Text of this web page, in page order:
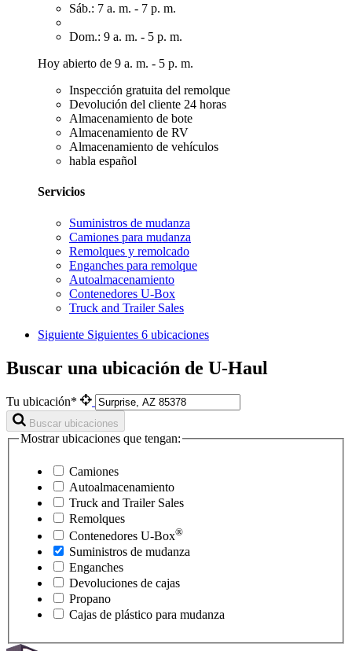
Sáb.: 7 a. m. - 7 p. m.
Dom.: 9 a. m. - 5 p. m.
Hoy abierto de 9 a. m. - 5 p. m.
Inspección gratuita del remolque
Devolución del cliente 24 horas
Almacenamiento de bote
Almacenamiento de RV
Almacenamiento de vehículos
habla español
Servicios
Suministros de mudanza
Camiones para mudanza
Remolques y remolcado
Enganches para remolque
Autoalmacenamiento
Contenedores U-Box
Truck and Trailer Sales
Siguiente Siguientes 6 ubicaciones
Buscar una ubicación de U-Haul
Tu ubicación*
Buscar ubicaciones
Mostrar ubicaciones que tengan:
Camiones
Autoalmacenamiento
Truck and Trailer Sales
Remolques
Contenedores U-Box®
Suministros de mudanza
Enganches
Devoluciones de cajas
Propano
Cajas de plástico para mudanza